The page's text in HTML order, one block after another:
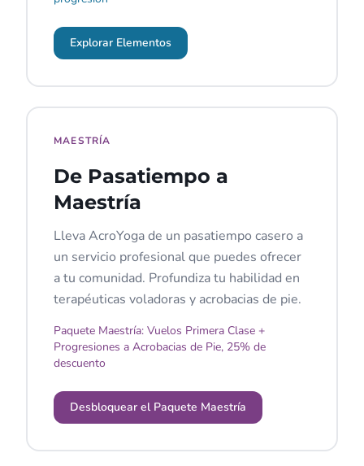
Explorar Elementos
MAESTRÍA
De Pasatiempo a
Maestría
Lleva AcroYoga de un pasatiempo casero a
un servicio profesional que puedes ofrecer
a tu comunidad. Profundiza tu habilidad en
terapéuticas voladoras y acrobacias de pie.
Paquete Maestría: Vuelos Primera Clase +
Progresiones a Acrobacias de Pie, 25% de
descuento
Desbloquear el Paquete Maestría